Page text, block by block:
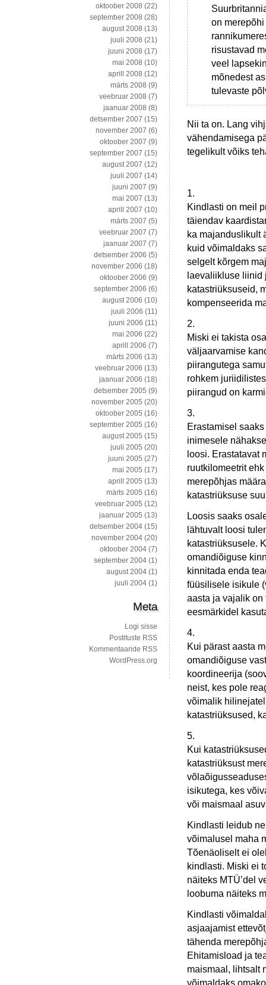
on
risustavad
veel
mõnedest
tulevaste
Nii ta on. Lang
vähendamisega
tegelikult võiks
1.
Kindlasti on meil
täiendav
ka majanduslikult
kuid võimaldaks
selgelt kõrgem
laevaliikluse liinid
katastriüksuseid,
kompenseerida
2.
Miski ei takista
väljaarvamise
piirangutega
rohkem
piirangud on
3.
Erastamisel
inimesele
loosi. Erastatavat
ruutkilomeetrit
merepõhjas
katastriüksuse
Loosis saaks
lähtuvalt loosi
katastriüksusele.
omandiõiguse
kinnitada enda
füüsilisele isikule
aasta ja vajalik
eesmärkidel
4.
Kui pärast aasta
omandiõiguse
koordineerija
neist, kes pole
võimalik
katastriüksused,
5.
Kui
katastriüksust
isikutega, kes
või maismaal
Kindlasti leidub
võimalusel maha
Tõenäoliselt ei
kindlasti. Miski ei
näiteks MTÜ’del
loobuma näiteks
Kindlasti
asjaajamist
tähenda
Ehitamisload ja
maismaal, lihtsalt
võimaldaks
oktoober 2008 (22)
september 2008 (28)
august 2008 (13)
juuli 2008 (21)
juuni 2008 (17)
mai 2008 (10)
aprill 2008 (12)
märts 2008 (9)
veebruar 2008 (7)
jaanuar 2008 (8)
detsember 2007 (15)
november 2007 (6)
oktoober 2007 (9)
september 2007 (15)
august 2007 (12)
juuli 2007 (14)
juuni 2007 (9)
mai 2007 (13)
aprill 2007 (10)
märts 2007 (5)
veebruar 2007 (7)
jaanuar 2007 (7)
detsember 2006 (5)
november 2006 (18)
oktoober 2006 (9)
september 2006 (6)
august 2006 (10)
juuli 2006 (11)
juuni 2006 (11)
mai 2006 (22)
aprill 2006 (7)
märts 2006 (13)
veebruar 2006 (13)
jaanuar 2006 (18)
detsember 2005 (9)
november 2005 (20)
oktoober 2005 (16)
september 2005 (16)
august 2005 (15)
juuli 2005 (20)
juuni 2005 (27)
mai 2005 (17)
aprill 2005 (13)
märts 2005 (16)
veebruar 2005 (12)
jaanuar 2005 (13)
detsember 2004 (15)
november 2004 (20)
oktoober 2004 (7)
september 2004 (1)
august 2004 (1)
juuli 2004 (1)
Meta
Logi sisse
Postituste RSS
Kommentaaride RSS
WordPress.org